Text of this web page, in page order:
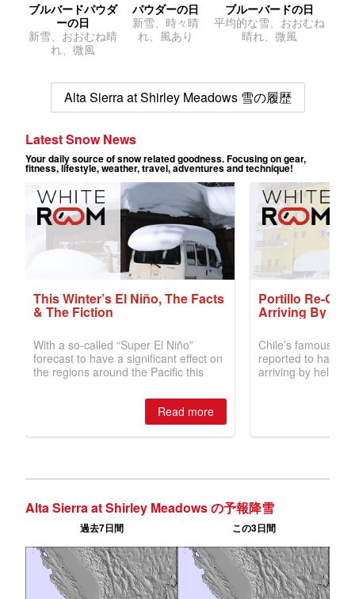
ブルバードパウダ
ーの日
新雪、おおむね晴
れ、微風
パウダーの日
新雪、時々晴
れ、風あり
ブルーバードの日
平均的な雪、おおむね
晴れ、微風
Alta Sierra at Shirley Meadows 雪の履歴
Alta Sierra at Shirley Meadows の予報降雪
過去7日間 この3日間